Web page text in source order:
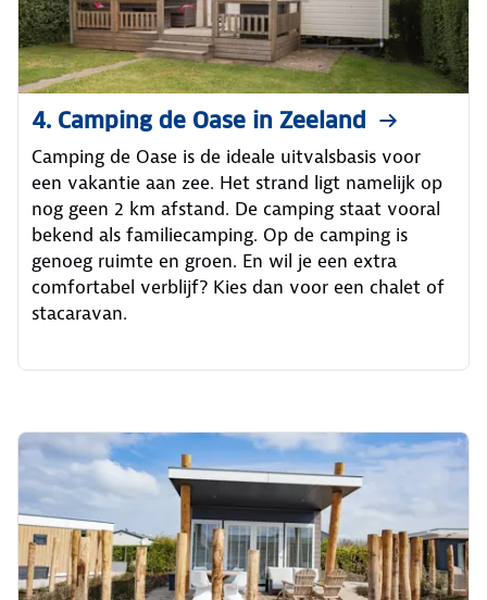
4. Camping de Oase in Zeeland
Camping de Oase is de ideale uitvalsbasis voor
een vakantie aan zee. Het strand ligt namelijk op
nog geen 2 km afstand. De camping staat vooral
bekend als familiecamping. Op de camping is
genoeg ruimte en groen. En wil je een extra
comfortabel verblijf? Kies dan voor een chalet of
stacaravan.